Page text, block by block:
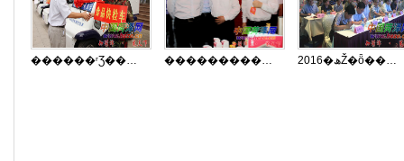
������ʳƷ������⳵ȫ���䱸��λ �����������������ʡ�Ĳ��� 2016�ھŽ�ȫ���ط���ý�巢չ�߷���̳�ڰ�ͷ�п�Ļ